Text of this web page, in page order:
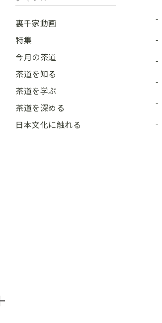
裏千家動画
特集
今月の茶道
茶道を知る
茶道を学ぶ
茶道を深める
日本文化に触れる